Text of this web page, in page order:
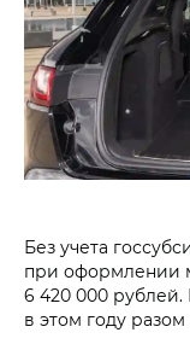
Без учета
при оформлении
6 420 000 рублей.
в этом году